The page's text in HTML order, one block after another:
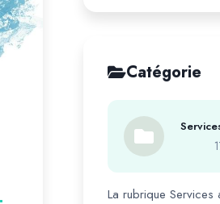
Catégorie
La rubrique Services